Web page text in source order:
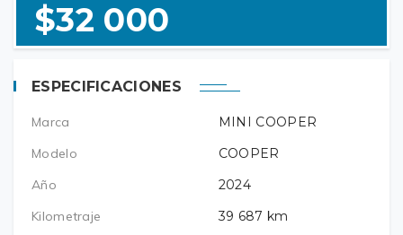
$32 000
ESPECIFICACIONES
Marca
MINI COOPER
Modelo
COOPER
Año
2024
Kilometraje
39 687 km